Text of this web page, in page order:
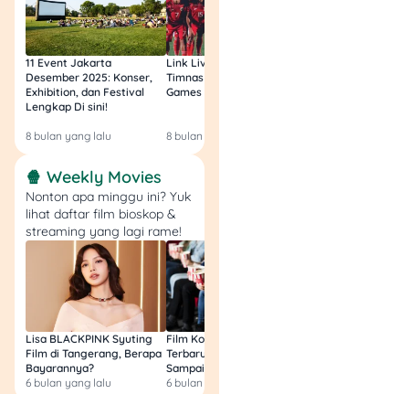
dibuka dan mulai
beroperasi. Jangan lupa
manfaatkan momen grand
opening untuk promosi biar
toko langsung ramai!
Tips Sukses Bisnis
Franchise Indomaret
Berikut ini adalah beberapa
tips yang bisa kamu
terapkan agar sukses
berbisnis franchise
Indomaret:
Pilih lokasi yang
benar-benar
strategis dan mudah
diakses banyak
11 Event Jakarta
Desember 2025: Konser,
Exhibition, dan Festival
Lengkap Di sini!
8 bulan yang lalu
Link Live Streaming
Timnas vs Filipina SEA
Games Malam Ini, Gratis!
8 bulan yang lalu
🍿 Weekly Movies
Nonton apa minggu ini? Yuk
lihat daftar film bioskop &
streaming yang lagi rame!
Lisa BLACKPINK Syuting
Film di Tangerang, Berapa
Bayarannya?
6 bulan yang lalu
Film Komedi Indonesia
Terbaru 2026, Siap Ngakak
Sampai Sakit Perut!
6 bulan yang lalu